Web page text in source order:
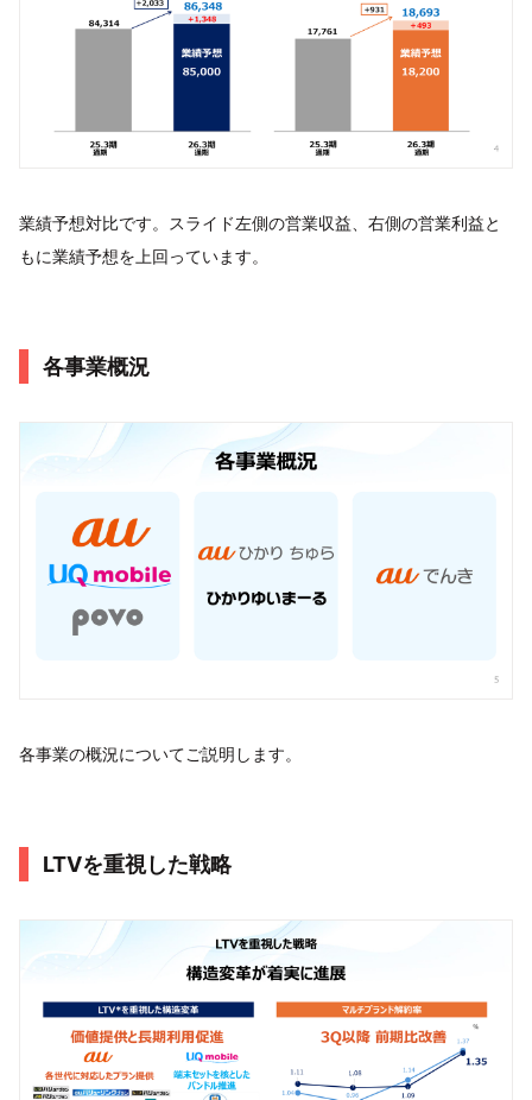
業績予想対比です。スライド左側の営業収益、右側の営業利益と
もに業績予想を上回っています。
各事業概況
各事業の概況についてご説明します。
LTVを重視した戦略